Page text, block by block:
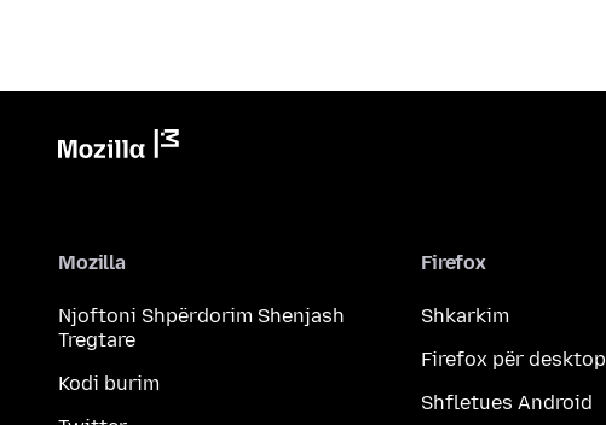
Mozilla
Njoftoni Shpërdorim Shenjash
Tregtare
Kodi burim
Firefox
Shkarkim
Firefox për desktop
Shfletues Android